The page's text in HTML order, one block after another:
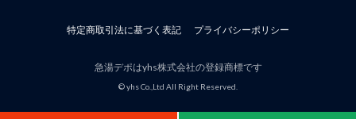
特定商取引法に基づく表記 プライバシーポリシー
急湯デポはyhs株式会社の登録商標です
© yhs Co.,Ltd All Right Reserved.